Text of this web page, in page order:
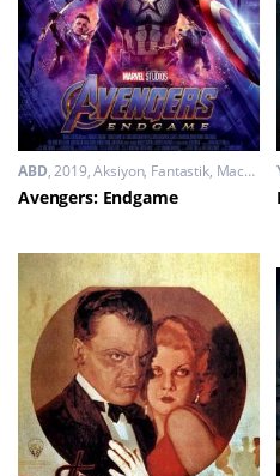
ABD 2019 Aksiyon, Fantastik, Macera
Avengers: Endgame